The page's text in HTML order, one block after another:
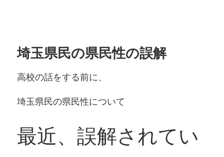
埼玉県民の県民性の誤解
高校の話をする前に、
埼玉県民の県民性について
最近、誤解されてい